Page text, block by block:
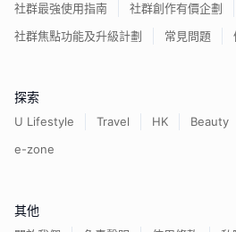
社群最強使用指南
社群創作有價企劃
社群焦點功能及升級計劃
常見問題
探索
U Lifestyle Travel HK Beauty
e-zone
其他